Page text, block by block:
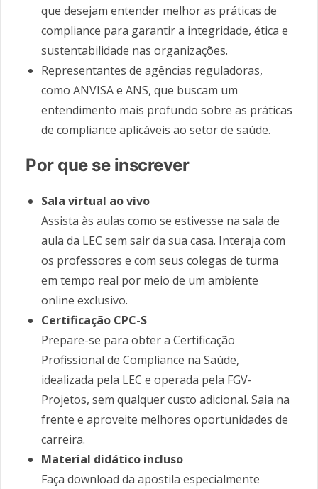
que desejam entender melhor as práticas de
compliance para garantir a integridade, ética e
sustentabilidade nas organizações.
Representantes de agências reguladoras,
como ANVISA e ANS, que buscam um
entendimento mais profundo sobre as práticas
de compliance aplicáveis ao setor de saúde.
Por que se inscrever
Sala virtual ao vivo
Assista às aulas como se estivesse na sala de
aula da LEC sem sair da sua casa. Interaja com
os professores e com seus colegas de turma
em tempo real por meio de um ambiente
online exclusivo.
Certificação CPC-S
Prepare-se para obter a Certificação
Profissional de Compliance na Saúde,
idealizada pela LEC e operada pela FGV-
Projetos, sem qualquer custo adicional. Saia na
frente e aproveite melhores oportunidades de
carreira.
Material didático incluso
Faça download da apostila especialmente